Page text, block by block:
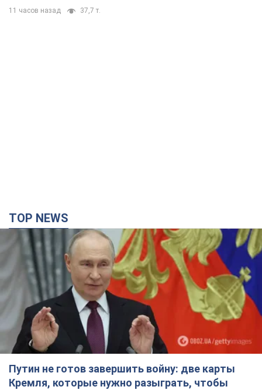
11 часов назад 37,7 т.
TOP NEWS
Путин не готов завершить войну: две карты
Кремля, которые нужно разыграть, чтобы